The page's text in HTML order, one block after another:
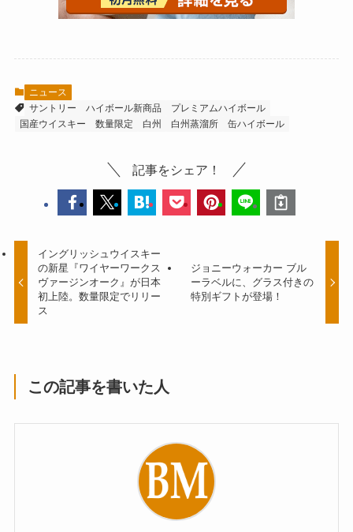
ニュース
サントリー
ハイボール新商品
プレミアムハイボール
国産ウイスキー
数量限定 白州 白州蒸溜所 缶ハイボール
記事をシェア！
イングリッシュウイスキー
の新星『ワイヤーワークス
ヴァージンオーク』が日本
初上陸。数量限定でリリー
ス
ジョニーウォーカー ブル
ーラベルに、グラス付きの
特別ギフトが登場！
この記事を書いた人